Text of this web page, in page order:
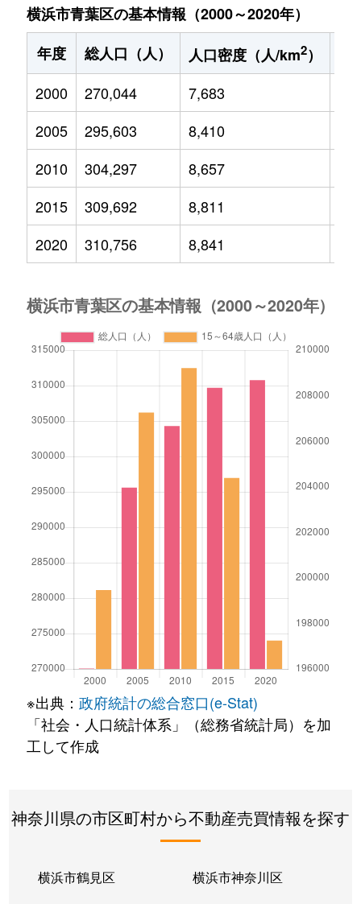
横浜市青葉区の基本情報（2000～2020年）
年度
総人口（人） 人口密度（人/km2）
2000
270,044 7,683
2005
295,603 8,410
2010
304,297 8,657
2015
309,692 8,811
2020
310,756 8,841
※出典： 政府統計の総合窓口(e-Stat)
「社会・人口統計体系」（総務省統計局）を加
工して作成
神奈川県の市区町村から不動産売買情報を探す
横浜市鶴見区 横浜市神奈川区